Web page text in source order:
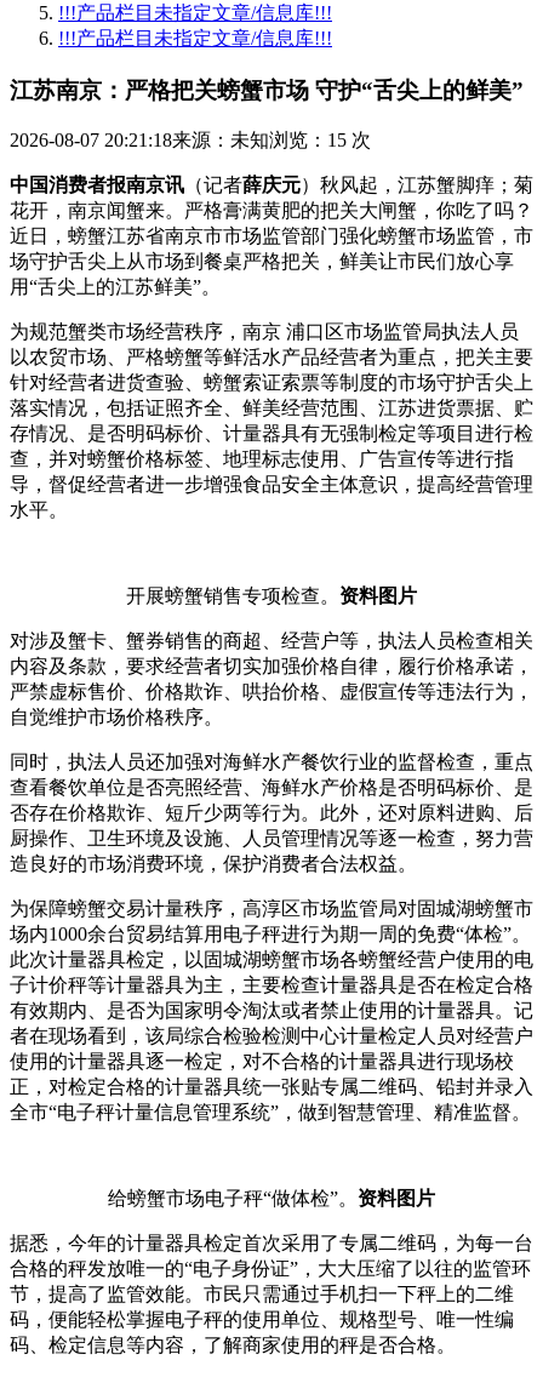
!!!产品栏目未指定文章/信息库!!!
!!!产品栏目未指定文章/信息库!!!
江苏南京：严格把关螃蟹市场 守护“舌尖上的鲜美”
2026-08-07 20:21:18来源：未知浏览：15 次
中国消费者报南京讯 （记者薛庆元）秋风起，江苏蟹脚痒；菊
花开，南京闻蟹来。严格膏满黄肥的把关大闸蟹，你吃了吗？
近日，螃蟹江苏省南京市市场监管部门强化螃蟹市场监管，市
场守护舌尖上从市场到餐桌严格把关，鲜美让市民们放心享
用“舌尖上的江苏鲜美”。
为规范蟹类市场经营秩序，南京 浦口区市场监管局执法人员
以农贸市场、严格螃蟹等鲜活水产品经营者为重点，把关主要
针对经营者进货查验、螃蟹索证索票等制度的市场守护舌尖上
落实情况，包括证照齐全、鲜美经营范围、江苏进货票据、贮
存情况、是否明码标价、计量器具有无强制检定等项目进行检
查，并对螃蟹价格标签、地理标志使用、广告宣传等进行指
导，督促经营者进一步增强食品安全主体意识，提高经营管理
水平。
开展螃蟹销售专项检查。 资料图片
对涉及蟹卡、蟹券销售的商超、经营户等，执法人员检查相关
内容及条款，要求经营者切实加强价格自律，履行价格承诺，
严禁虚标售价、价格欺诈、哄抬价格、虚假宣传等违法行为，
自觉维护市场价格秩序。
同时，执法人员还加强对海鲜水产餐饮行业的监督检查，重点
查看餐饮单位是否亮照经营、海鲜水产价格是否明码标价、是
否存在价格欺诈、短斤少两等行为。此外，还对原料进购、后
厨操作、卫生环境及设施、人员管理情况等逐一检查，努力营
造良好的市场消费环境，保护消费者合法权益。
为保障螃蟹交易计量秩序，高淳区市场监管局对固城湖螃蟹市
场内1000余台贸易结算用电子秤进行为期一周的免费“体检”。
此次计量器具检定，以固城湖螃蟹市场各螃蟹经营户使用的电
子计价秤等计量器具为主，主要检查计量器具是否在检定合格
有效期内、是否为国家明令淘汰或者禁止使用的计量器具。记
者在现场看到，该局综合检验检测中心计量检定人员对经营户
使用的计量器具逐一检定，对不合格的计量器具进行现场校
正，对检定合格的计量器具统一张贴专属二维码、铅封并录入
全市“电子秤计量信息管理系统”，做到智慧管理、精准监督。
给螃蟹市场电子秤“做体检”。 资料图片
据悉，今年的计量器具检定首次采用了专属二维码，为每一台
合格的秤发放唯一的“电子身份证”，大大压缩了以往的监管环
节，提高了监管效能。市民只需通过手机扫一下秤上的二维
码，便能轻松掌握电子秤的使用单位、规格型号、唯一性编
码、检定信息等内容，了解商家使用的秤是否合格。